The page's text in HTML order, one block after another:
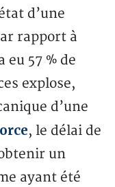
d’une
rapport à
eu 57 % de
explose,
d’une
, le délai de
un
ayant été